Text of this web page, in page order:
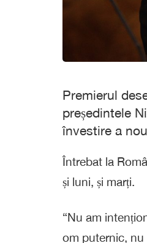
Premierul
președintele
învestire a
Întrebat la
și luni, și marți.
“Nu am
om puternic, nu